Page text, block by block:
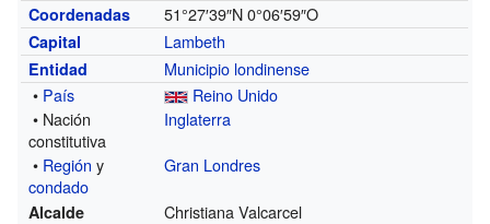
Coordenadas 51°27′39″N 0°06′59″O
Capital Lambeth
Entidad
Municipio londinense
• País
Reino Unido
• Nación
constitutiva
Inglaterra
• Región y
condado
Gran Londres
Alcalde Christiana Valcarcel